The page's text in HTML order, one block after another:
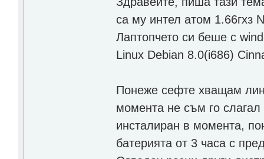
са му интел атом 1.66гхз
Лаптопчето си беше с
Linux Debian 8.0(i686)
Понеже сефте хващам
момента не съм го
инсталиран в момента,
батерията от 3 часа с